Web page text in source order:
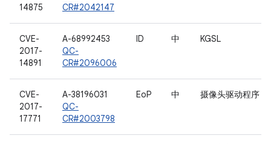
14875
CR#2042147
CVE-
2017-
14891
A-68992453
QC-
CR#2096006
ID 中 KGSL
CVE-
2017-
17771
A-38196031
QC-
CR#2003798
EoP 中 摄像头驱动程序